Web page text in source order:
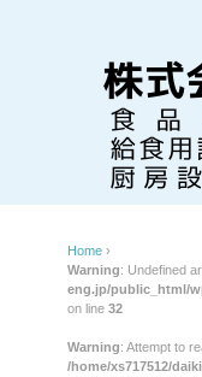
Home ›
Warning: Undefined
eng.jp/public_html/
on line 32
Warning: Attempt to
/home/xs717512/